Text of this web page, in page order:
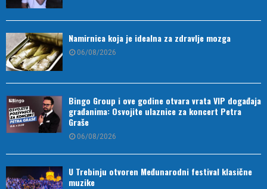
Namirnica koja je idealna za zdravlje mozga
06/08/2026
Bingo Group i ove godine otvara vrata VIP događaja
građanima: Osvojite ulaznice za koncert Petra
Graše
06/08/2026
U Trebinju otvoren Međunarodni festival klasične
muzike